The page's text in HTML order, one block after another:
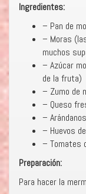
Ingredientes:
– Pan de
– Moras
muchos
– Azúcar
de la fruta)
– Zumo de
– Queso
– Arándanos
– Huevos
– Tomates
Preparación:
Para hacer la